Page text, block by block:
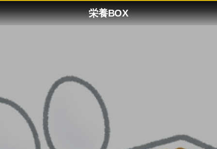
栄養BOX